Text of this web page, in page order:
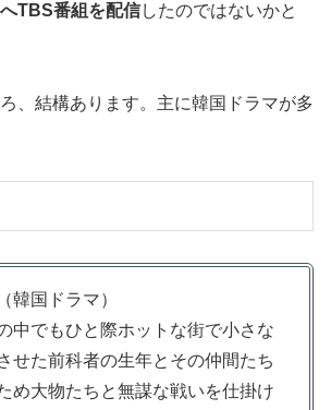
TBS番組を配信したのではないかと
、結構あります。主に韓国ドラマが多
韓国ドラマ）
中でもひと際ホットな街で小さな
せた前科者の生年とその仲間たち
め大物たちと無謀な戦いを仕掛け